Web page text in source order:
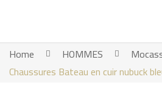
Home HOMMES
Chaussures Bateau en cuir nubuck